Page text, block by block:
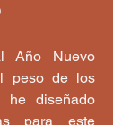
Año Nuevo
peso de los
he diseñado
para este